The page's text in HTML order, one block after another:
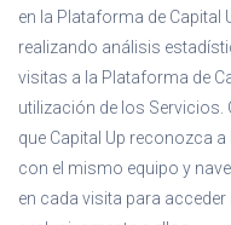
en la Plataforma de Capital
realizando análisis
visitas a la Plataforma de
utilización de los
que Capital Up reconozca
con el mismo equipo y
en cada visita para